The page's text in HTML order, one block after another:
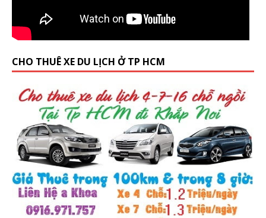
CHO THUÊ XE DU LỊCH Ở TP HCM